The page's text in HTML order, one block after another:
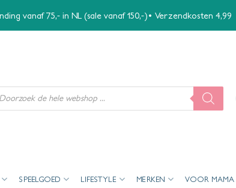
vanaf 75,- in NL (sale vanaf 150,-)• Verzendkosten 4,99
SPEELGOED LIFESTYLE MERKEN VOOR MAMA